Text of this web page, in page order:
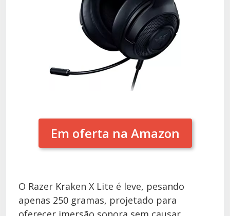
Em oferta na Amazon
O Razer Kraken X Lite é leve, pesando
apenas 250 gramas, projetado para